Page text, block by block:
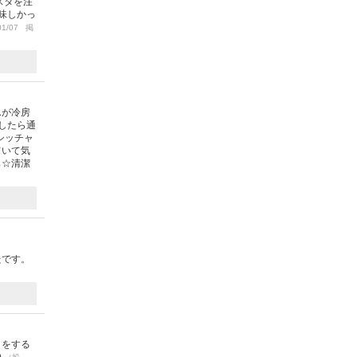
しかっ
01/07 掲
冷房
たら通
ッチャ
て気
☆清潔
す。
する